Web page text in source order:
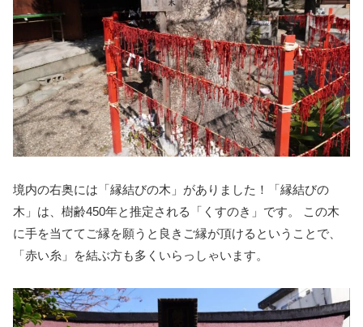
境内の右奥には「縁結びの木」がありました！「縁結びの
木」は、樹齢450年と推定される「くすのき」です。 この木
に手を当ててご縁を願うと良きご縁が頂けるということで、
「赤い糸」を結ぶ方も多くいらっしゃいます。